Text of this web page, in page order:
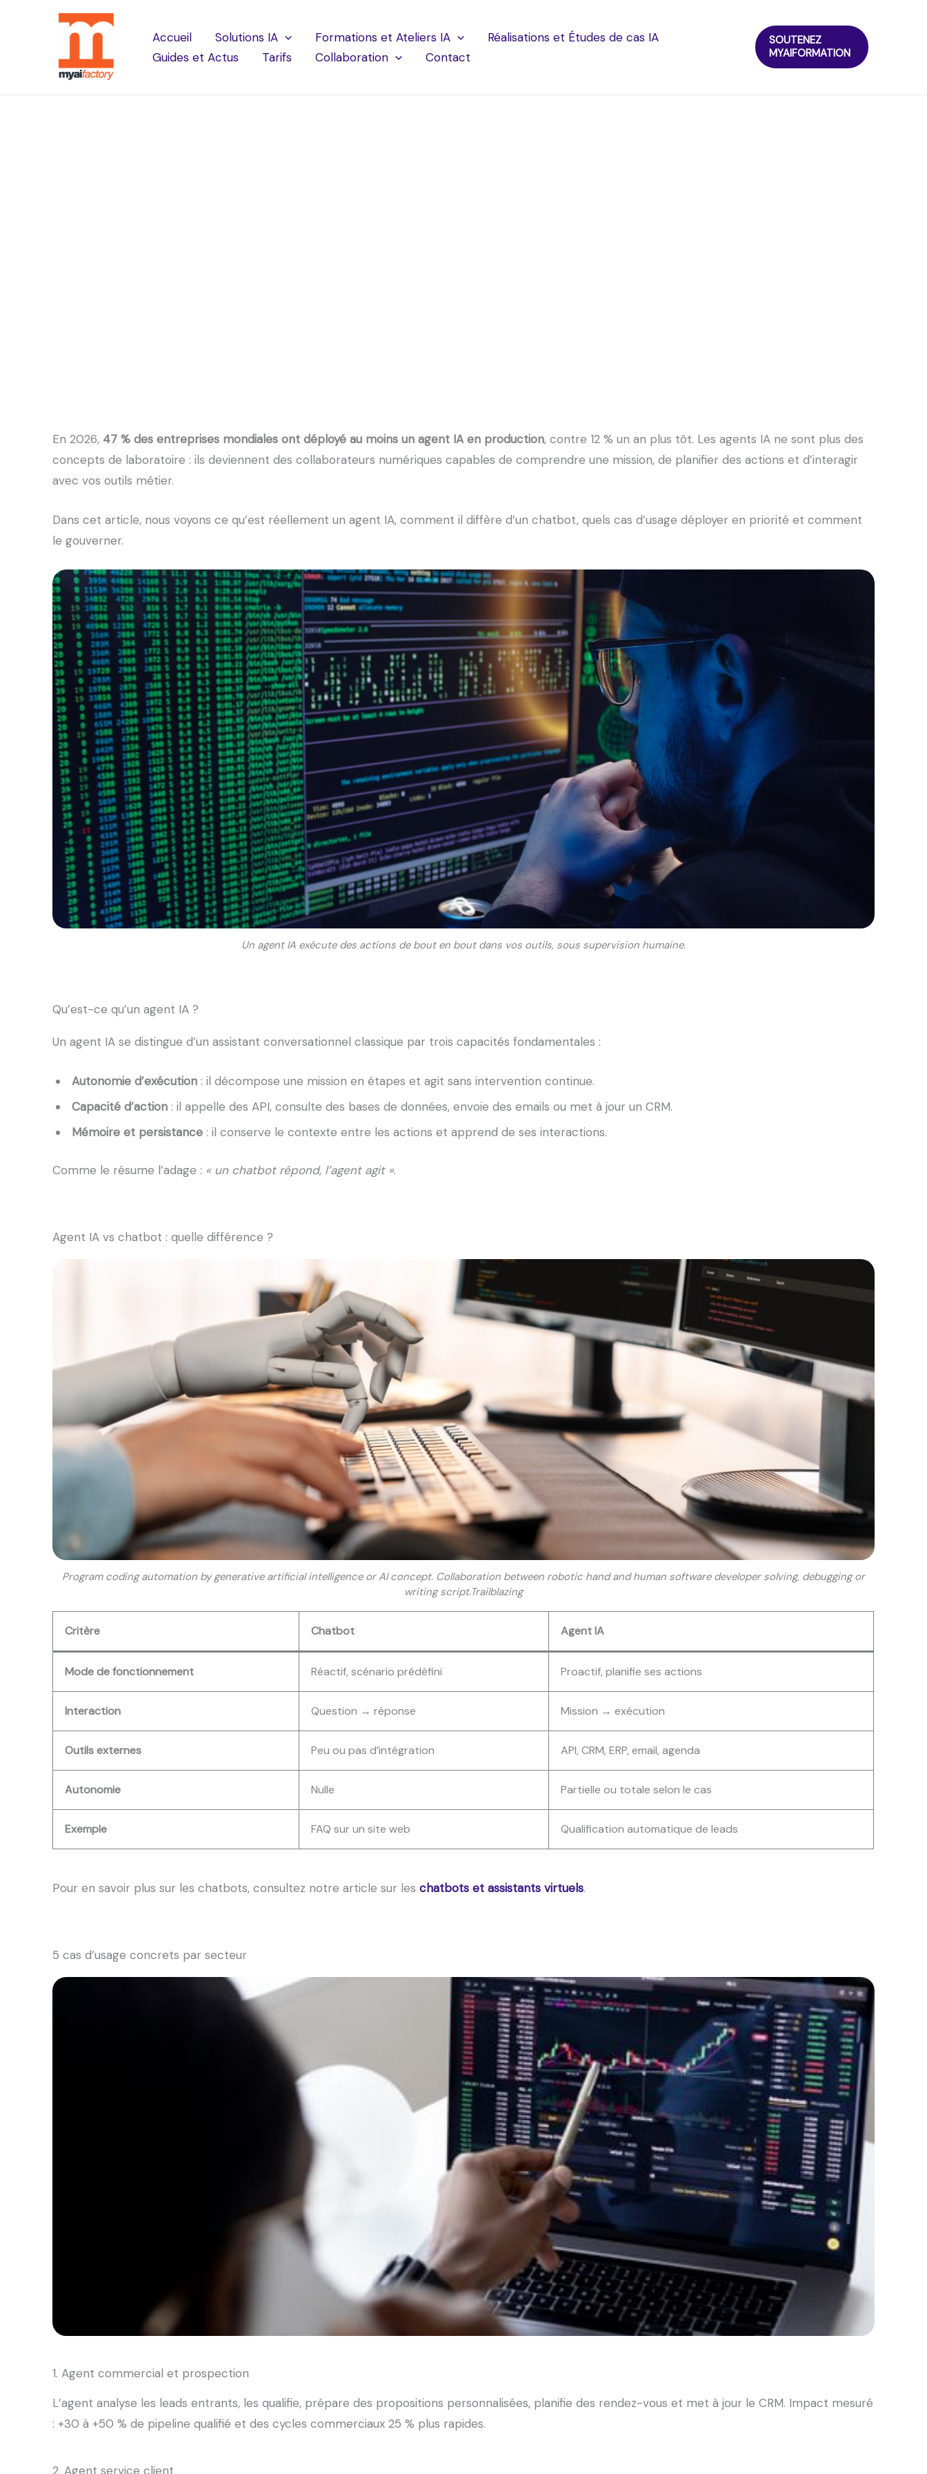
Accueil Solutions IA Formations et Ateliers IA
Réalisations et Études de cas IA
Guides et Actus
Tarifs Collaboration Contact
SOUTENEZ
MYAIFORMATION
En 2026, 47 % des entreprises mondiales ont déployé au moins un agent IA en production, contre 12 % un an plus tôt. Les agents IA ne sont plus des
concepts de laboratoire : ils deviennent des collaborateurs numériques capables de comprendre une mission, de planifier des actions et d’interagir
avec vos outils métier.
Dans cet article, nous voyons ce qu’est réellement un agent IA, comment il diffère d’un chatbot, quels cas d’usage déployer en priorité et comment
le gouverner.
Un agent IA exécute des actions de bout en bout dans vos outils, sous supervision humaine.
Qu’est-ce qu’un agent IA ?
Un agent IA se distingue d’un assistant conversationnel classique par trois capacités fondamentales :
Autonomie d’exécution : il décompose une mission en étapes et agit sans intervention continue.
Capacité d’action : il appelle des API, consulte des bases de données, envoie des emails ou met à jour un CRM.
Mémoire et persistance : il conserve le contexte entre les actions et apprend de ses interactions.
Comme le résume l’adage : « un chatbot répond, l’agent agit ».
Agent IA vs chatbot : quelle différence ?
Program coding automation by generative artificial intelligence or AI concept. Collaboration between robotic hand and human software developer solving, debugging or
writing script.Trailblazing
Critère Chatbot Agent IA
Mode de fonctionnement Réactif, scénario prédéfini Proactif, planifie ses actions
Interaction Question → réponse Mission → exécution
Outils externes Peu ou pas d’intégration API, CRM, ERP, email, agenda
Autonomie Nulle Partielle ou totale selon le cas
Exemple FAQ sur un site web Qualification automatique de leads
Pour en savoir plus sur les chatbots, consultez notre article sur leschatbots et assistants virtuels.
5 cas d’usage concrets par secteur
1. Agent commercial et prospection
L’agent analyse les leads entrants, les qualifie, prépare des propositions personnalisées, planifie des rendez-vous et met à jour le CRM. Impact mesuré
: +30 à +50 % de pipeline qualifié et des cycles commerciaux 25 % plus rapides.
2. Agent service client